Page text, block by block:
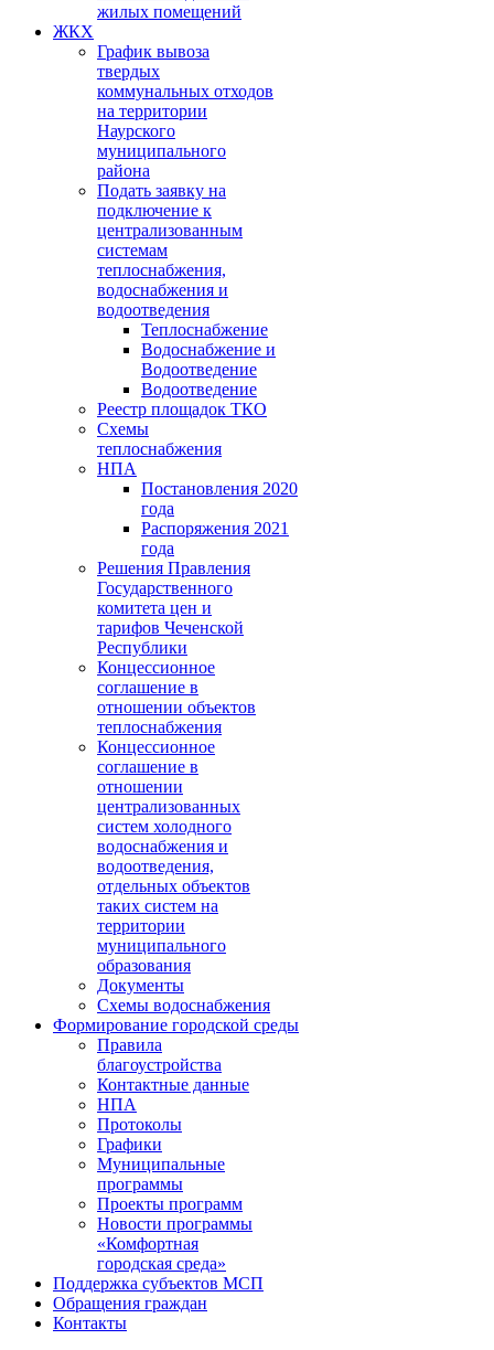
жилых помещений
ЖКХ
График вывоза
твердых
коммунальных отходов
на территории
Наурского
муниципального
района
Подать заявку на
подключение к
централизованным
системам
теплоснабжения,
водоснабжения и
водоотведения
Теплоснабжение
Водоснабжение и
Водоотведение
Водоотведение
Реестр площадок ТКО
Схемы
теплоснабжения
НПА
Постановления 2020
года
Распоряжения 2021
года
Решения Правления
Государственного
комитета цен и
тарифов Чеченской
Республики
Концессионное
соглашение в
отношении объектов
теплоснабжения
Концессионное
соглашение в
отношении
централизованных
систем холодного
водоснабжения и
водоотведения,
отдельных объектов
таких систем на
территории
муниципального
образования
Документы
Схемы водоснабжения
Формирование городской среды
Правила
благоустройства
Контактные данные
НПА
Протоколы
Графики
Муниципальные
программы
Проекты программ
Новости программы
«Комфортная
городская среда»
Поддержка субъектов МСП
Обращения граждан
Контакты